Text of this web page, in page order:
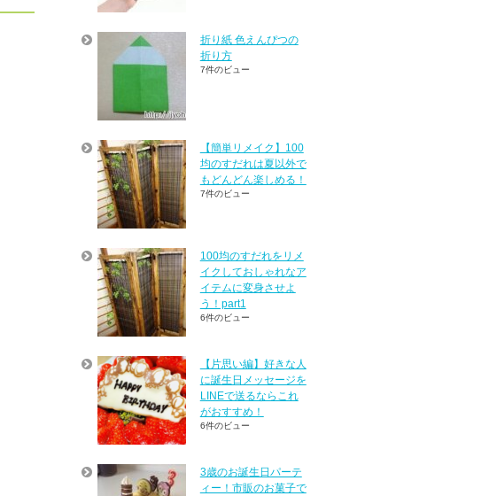
折り紙 色えんぴつの
折り方
7件のビュー
【簡単リメイク】100
均のすだれは夏以外で
もどんどん楽しめる！
7件のビュー
100均のすだれをリメ
イクしておしゃれなア
イテムに変身させよ
う！part1
6件のビュー
【片思い編】好きな人
に誕生日メッセージを
LINEで送るならこれ
がおすすめ！
6件のビュー
3歳のお誕生日パーテ
ィー！市販のお菓子で